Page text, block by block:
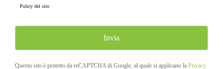
Policy del sito
Questo sito è protetto da reCAPTCHA di Google, al quale si applicano la Privacy